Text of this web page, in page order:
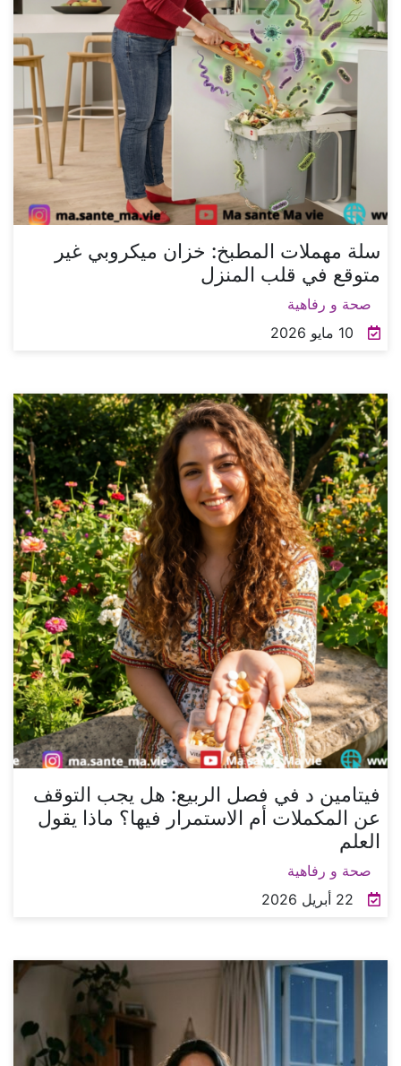
سلة مهملات المطبخ: خزان ميكروبي غير
متوقع في قلب المنزل
صحة و رفاهية
10 مايو 2026
فيتامين د في فصل الربيع: هل يجب التوقف
عن المكملات أم الاستمرار فيها؟ ماذا يقول
العلم
صحة و رفاهية
22 أبريل 2026